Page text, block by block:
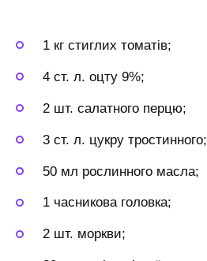
1 кг стиглих томатів;
4 ст. л. оцту 9%;
2 шт. салатного перцю;
3 ст. л. цукру тростинного;
50 мл рослинного масла;
1 часникова головка;
2 шт. моркви;